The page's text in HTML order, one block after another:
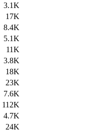
3.1K
17K
8.4K
5.1K
11K
3.8K
18K
23K
7.6K
112K
4.7K
24K